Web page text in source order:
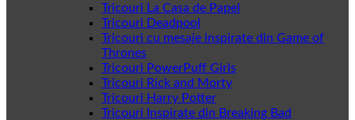
Tricouri La Casa de Papel
Tricouri Deadpool
Tricouri cu mesaje inspirate din Game of
Thrones
Tricouri PowerPuff Girls
Tricouri Rick and Morty
Tricouri Harry Potter
Tricouri Inspirate din Breaking Bad